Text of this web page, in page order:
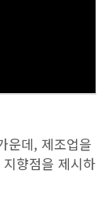
운데, 제조업을
향점을 제시하